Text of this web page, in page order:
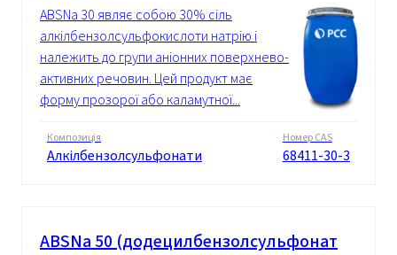
ABSNa 30 являє собою 30% сіль
алкілбензолсульфокислоти натрію і
належить до групи аніонних поверхнево-
активних речовин. Цей продукт має
форму прозорої або каламутної...
Композиція
Алкілбензолсульфонати
Номер CAS
68411-30-3
ABSNa 50 (додецилбензолсульфонат